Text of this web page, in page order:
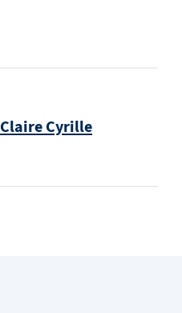
Claire Cyrille